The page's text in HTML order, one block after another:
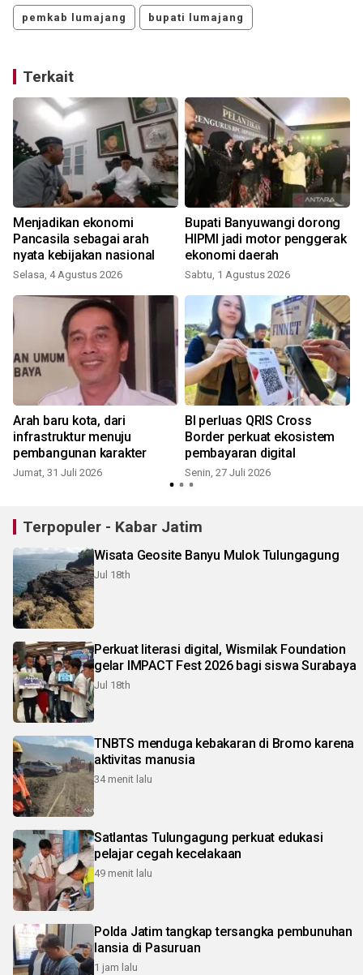
pemkab lumajang bupati lumajang
Terkait
Menjadikan ekonomi
Pancasila sebagai arah
nyata kebijakan nasional
Selasa, 4 Agustus 2026
Bupati Banyuwangi dorong
HIPMI jadi motor penggerak
ekonomi daerah
Sabtu, 1 Agustus 2026
Arah baru kota, dari
infrastruktur menuju
pembangunan karakter
Jumat, 31 Juli 2026
BI perluas QRIS Cross
Border perkuat ekosistem
pembayaran digital
Senin, 27 Juli 2026
Terpopuler - Kabar Jatim
Wisata Geosite Banyu Mulok Tulungagung
Jul 18th
Perkuat literasi digital, Wismilak Foundation
gelar IMPACT Fest 2026 bagi siswa Surabaya
Jul 18th
TNBTS menduga kebakaran di Bromo karena
aktivitas manusia
34 menit lalu
Satlantas Tulungagung perkuat edukasi
pelajar cegah kecelakaan
49 menit lalu
Polda Jatim tangkap tersangka pembunuhan
lansia di Pasuruan
1 jam lalu